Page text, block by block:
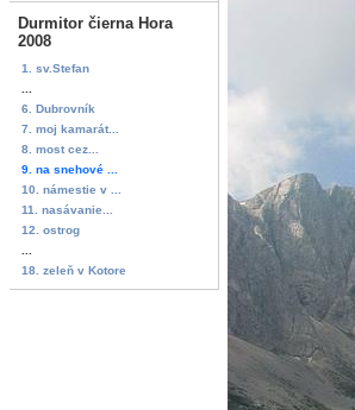
Durmitor čierna Hora
2008
1. sv.Stefan
6. Dubrovník
7. moj kamarát...
8. most cez...
9. na snehové ...
10. námestie v ...
11. nasávanie...
12. ostrog
18. zeleň v Kotore